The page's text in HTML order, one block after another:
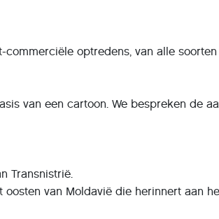
optredens, van alle soorten
van een cartoon. We bespreken de
Transnistrië.
van Moldavië die herinnert aan